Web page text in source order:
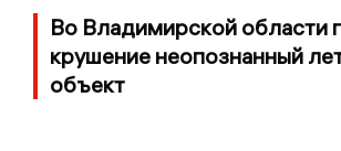
Во Владимирской области
крушение неопознанный
объект